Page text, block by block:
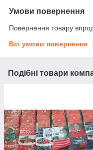
Умови повернення
Повернення товару
Всі умови повернення
Подібні товари